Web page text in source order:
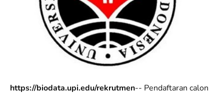
https://biodata.upi.edu/rekrutmen-- Pendaftaran calon